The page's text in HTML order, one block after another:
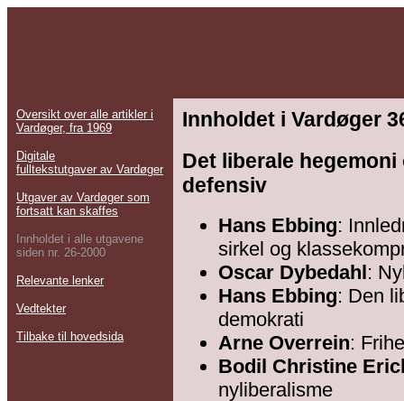
Oversikt over alle artikler i
Vardøger, fra 1969
Digitale
fulltekstutgaver av Vardøger
Utgaver av Vardøger som
fortsatt kan skaffes
Innholdet i alle utgavene
siden nr. 26-2000
Relevante lenker
Vedtekter
Tilbake til hovedsida
Innholdet i Vardøger
Det liberale
defensiv
Hans Ebbing:
sirkel og
Oscar Dybedahl :
Hans Ebbing: Den
demokrati
Arne Overrein:
Bodil Christine
nyliberalisme